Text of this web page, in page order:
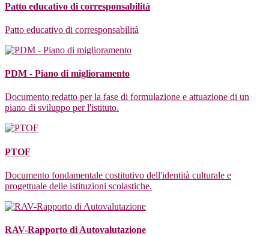
Patto educativo di corresponsabilità
Patto educativo di corresponsabilità
PDM - Piano di miglioramento
Documento redatto per la fase di formulazione e attuazione di un
piano di sviluppo per l'istituto.
PTOF
Documento fondamentale costitutivo dell'identità culturale e
progettuale delle istituzioni scolastiche.
RAV-Rapporto di Autovalutazione